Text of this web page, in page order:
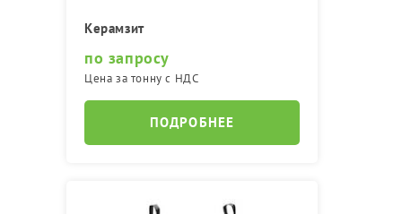
Керамзит
по запросу
Цена за тонну с НДС
ПОДРОБНЕЕ